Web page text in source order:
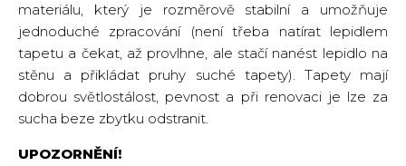
materiálu, který je rozměrově stabilní a umožňuje
jednoduché zpracování (není třeba natírat lepidlem
tapetu a čekat, až provlhne, ale stačí nanést lepidlo na
stěnu a přikládat pruhy suché tapety). Tapety mají
dobrou světlostálost, pevnost a při renovaci je lze za
sucha beze zbytku odstranit.
UPOZORNĚNÍ!